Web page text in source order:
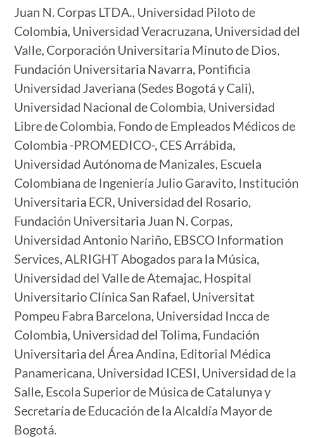
Juan N. Corpas LTDA., Universidad Piloto de
Colombia, Universidad Veracruzana, Universidad del
Valle, Corporación Universitaria Minuto de Dios,
Fundación Universitaria Navarra, Pontificia
Universidad Javeriana (Sedes Bogotá y Cali),
Universidad Nacional de Colombia, Universidad
Libre de Colombia, Fondo de Empleados Médicos de
Colombia -PROMEDICO-, CES Arrábida,
Universidad Autónoma de Manizales, Escuela
Colombiana de Ingeniería Julio Garavito, Institución
Universitaria ECR, Universidad del Rosario,
Fundación Universitaria Juan N. Corpas,
Universidad Antonio Nariño, EBSCO Information
Services, ALRIGHT Abogados para la Música,
Universidad del Valle de Atemajac, Hospital
Universitario Clínica San Rafael, Universitat
Pompeu Fabra Barcelona, Universidad Incca de
Colombia, Universidad del Tolima, Fundación
Universitaria del Área Andina, Editorial Médica
Panamericana, Universidad ICESI, Universidad de la
Salle, Escola Superior de Música de Catalunya y
Secretaría de Educación de la Alcaldía Mayor de
Bogotá.